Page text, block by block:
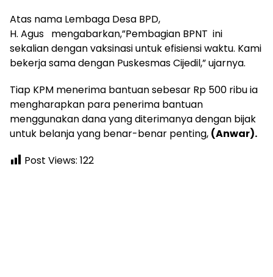
Atas nama Lembaga Desa BPD,
H. Agus mengabarkan,”Pembagian BPNT ini
sekalian dengan vaksinasi untuk efisiensi waktu. Kami
bekerja sama dengan Puskesmas Cijedil,” ujarnya.
Tiap KPM menerima bantuan sebesar Rp 500 ribu ia
mengharapkan para penerima bantuan
menggunakan dana yang diterimanya dengan bijak
untuk belanja yang benar-benar penting, (Anwar).
Post Views: 122